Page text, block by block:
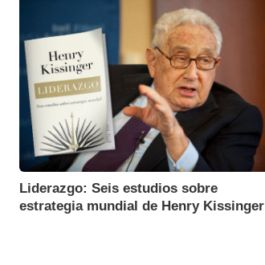
Liderazgo: Seis estudios sobre
estrategia mundial de Henry Kissinger